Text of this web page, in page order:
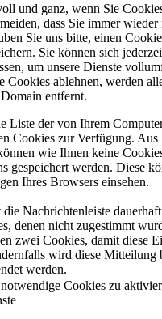
und ganz, wenn Sie
dass Sie immer wieder
Sie uns bitte, einen
Sie können sich
um unsere Dienste
Cookies ablehnen, werden
entfernt.
Liste der von Ihrem
Cookies zur Verfügung. Aus
wie Ihnen keine
gespeichert werden. Diese
Ihres Browsers einsehen.
Nachrichtenleiste
denen nicht zugestimmt
zwei Cookies, damit diese
wird diese Mitteilung
werden.
Cookies zu